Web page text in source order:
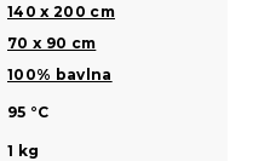
140 x 200 cm
70 x 90 cm
100% bavlna
95 °C
1 kg